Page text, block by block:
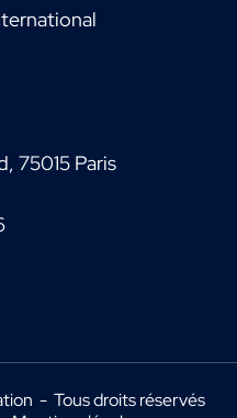
75015 Paris
- Tous droits réservés